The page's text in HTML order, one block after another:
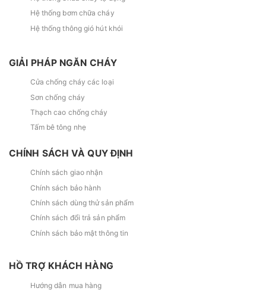
Hệ thống bơm chữa cháy
Hệ thống thông gió hút khói
GIẢI PHÁP NGĂN CHÁY
Cửa chống cháy các loại
Sơn chống cháy
Thạch cao chống cháy
Tấm bê tông nhẹ
CHÍNH SÁCH VÀ QUY ĐỊNH
Chính sách giao nhận
Chính sách bảo hành
Chính sách dùng thử sản phẩm
Chính sách đổi trả sản phẩm
Chính sách bảo mật thông tin
HỒ TRỢ KHÁCH HÀNG
Hướng dẫn mua hàng